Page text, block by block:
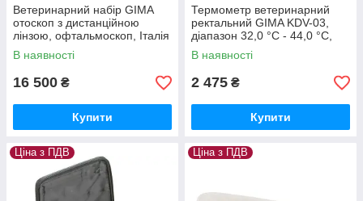
Ветеринарний набір GIMA
отоскоп з дистанційною
лінзою, офтальмоскоп, Італія
В наявності
16 500 ₴
Купити
Термометр ветеринарний
ректальний GIMA KDV-03,
діапазон 32,0 °С - 44,0 °С,
Італія
В наявності
2 475 ₴
Купити
Ціна з ПДВ Ціна з ПДВ